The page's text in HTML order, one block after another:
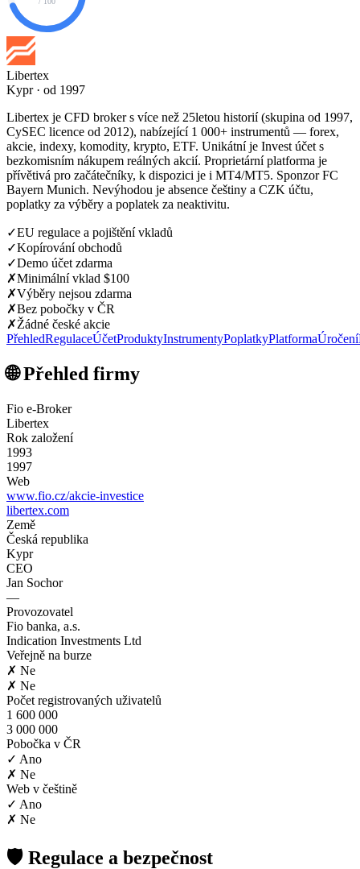
Libertex
Kypr · od 1997
Libertex je CFD broker s více než 25letou historií (skupina od 1997,
CySEC licence od 2012), nabízející 1 000+ instrumentů — forex,
akcie, indexy, komodity, krypto, ETF. Unikátní je Invest účet s
bezkomisním nákupem reálných akcií. Proprietární platforma je
přívětivá pro začátečníky, k dispozici je i MT4/MT5. Sponzor FC
Bayern Munich. Nevýhodou je absence češtiny a CZK účtu,
poplatky za výběry a poplatek za neaktivitu.
✓EU regulace a pojištění vkladů
✓Kopírování obchodů
✓Demo účet zdarma
✗Minimální vklad $100
✗Výběry nejsou zdarma
✗Bez pobočky v ČR
✗Žádné české akcie
PřehledRegulaceÚčetProduktyInstrumentyPoplatkyPlatformaÚročení
🌐 Přehled firmy
Fio e-Broker
Libertex
Rok založení
1993
1997
Web
www.fio.cz/akcie-investice
libertex.com
Země
Česká republika
Kypr
CEO
Jan Sochor
—
Provozovatel
Fio banka, a.s.
Indication Investments Ltd
Veřejně na burze
✗ Ne
✗ Ne
Počet registrovaných uživatelů
1 600 000
3 000 000
Pobočka v ČR
✓ Ano
✗ Ne
Web v češtině
✓ Ano
✗ Ne
🛡️ Regulace a bezpečnost